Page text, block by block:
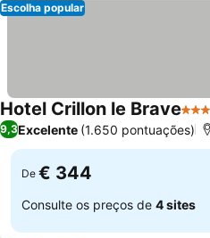
Escolha popular
Hotel Crillon le Brave5
9,3Excelente (1.650 pontuações)
De € 344
Consulte os preços de 4 sites